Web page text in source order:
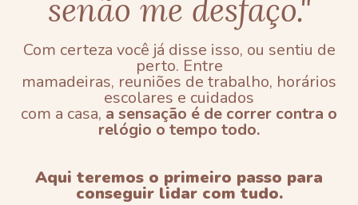
senão me desfaço."
Com certeza você já disse isso, ou sentiu de
perto. Entre
mamadeiras, reuniões de trabalho, horários
escolares e cuidados
com a casa, a sensação é de correr contra o
relógio o tempo todo.
Aqui teremos o primeiro passo para
conseguir lidar com tudo.